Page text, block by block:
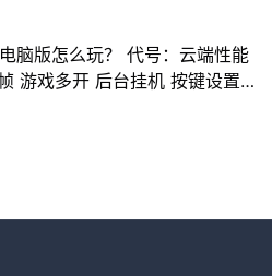
脑版怎么玩？ 代号：云端性能
游戏多开 后台挂机 按键设置